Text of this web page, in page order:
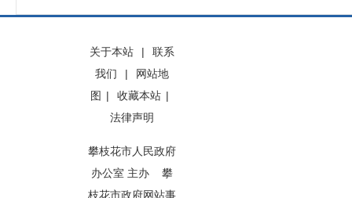
关于本站 |
联系
我们
|
网站地
图 | 收藏本站 |
法律声明
攀枝花市人民政府
办公室 主办 攀
枝花市政府网站事